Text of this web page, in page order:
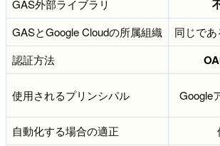
GAS外部ライブラリ
GASとGoogle Cloudの所属組織 同じであ
認証方法
使用されるプリンシパル Google
自動化する場合の適正